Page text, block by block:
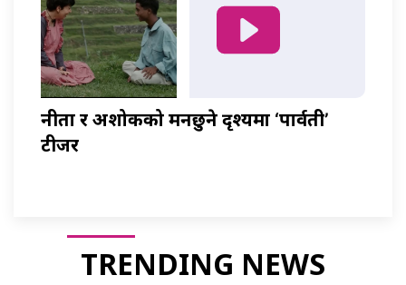
नीता र अशोकको मनछुने दृश्यमा ‘पार्वती’
टीजर
TRENDING NEWS